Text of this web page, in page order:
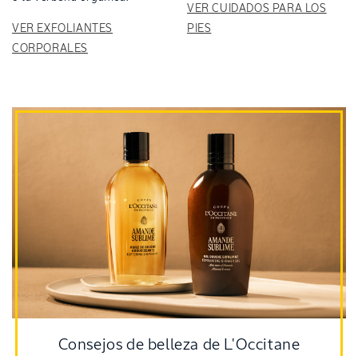
VER EXFOLIANTES
CORPORALES
VER CUIDADOS PARA LOS
PIES
Consejos de belleza de L'Occitane